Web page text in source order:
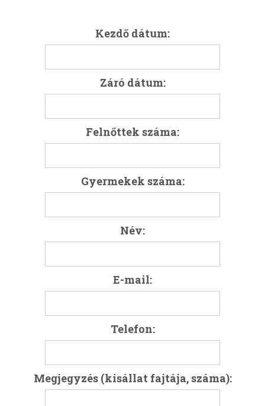
Kezdő dátum:
Záró dátum:
Felnőttek száma:
Gyermekek száma:
Név:
E-mail:
Telefon:
Megjegyzés (kisállat fajtája, száma):